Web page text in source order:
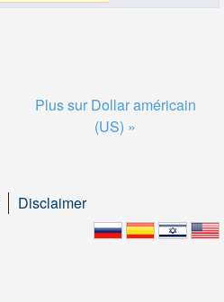
Plus sur Dollar américain
(US) »
Disclaimer